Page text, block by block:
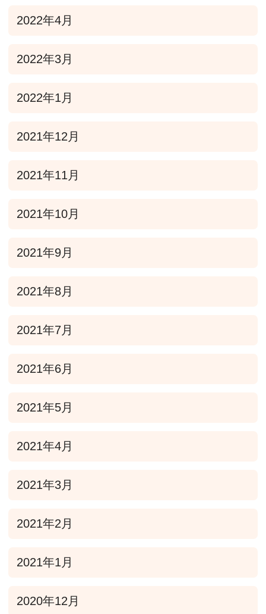
2022年4月
2022年3月
2022年1月
2021年12月
2021年11月
2021年10月
2021年9月
2021年8月
2021年7月
2021年6月
2021年5月
2021年4月
2021年3月
2021年2月
2021年1月
2020年12月